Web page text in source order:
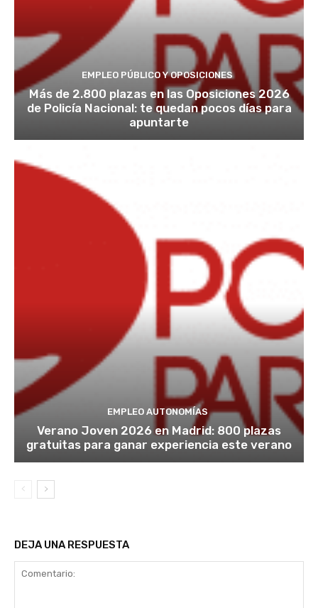
EMPLEO PÚBLICO Y OPOSICIONES
Más de 2.800 plazas en las Oposiciones 2026
de Policía Nacional: te quedan pocos días para
apuntarte
EMPLEO AUTONOMÍAS
Verano Joven 2026 en Madrid: 800 plazas
gratuitas para ganar experiencia este verano
DEJA UNA RESPUESTA